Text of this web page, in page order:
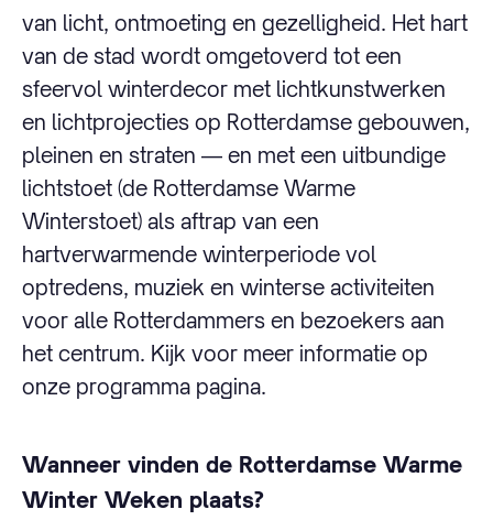
van licht, ontmoeting en gezelligheid. Het hart
van de stad wordt omgetoverd tot een
sfeervol winterdecor met lichtkunstwerken
en lichtprojecties op Rotterdamse gebouwen,
pleinen en straten — en met een uitbundige
lichtstoet (de Rotterdamse Warme
Winterstoet) als aftrap van een
hartverwarmende winterperiode vol
optredens, muziek en winterse activiteiten
voor alle Rotterdammers en bezoekers aan
het centrum. Kijk voor meer informatie op
onze programma pagina.
Wanneer vinden de Rotterdamse Warme
Winter Weken plaats?